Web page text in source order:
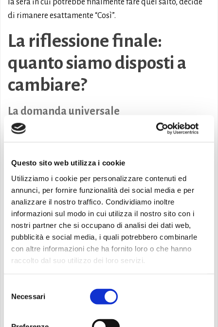
Questo sito web utilizza i cookie
Utilizziamo i cookie per personalizzare contenuti ed
annunci, per fornire funzionalità dei social media e per
analizzare il nostro traffico. Condividiamo inoltre
informazioni sul modo in cui utilizza il nostro sito con i
nostri partner che si occupano di analisi dei dati web,
pubblicità e social media, i quali potrebbero combinarle
con altre informazioni che ha fornito loro o che hanno
raccolto dal suo utilizzo dei loro servizi.
delNecessari
di rimanere esattamente “Così”.
La riflessione finale:
quanto siamo disposti a
cambiare?
La domanda universale
La vera domanda è: quanto siamo davvero disposti a
evento catastrofico per farci svegliare? O basta un po’ di
coraggio, come quello che mostra Rosemary, per fare il
primo passo verso una nuova direzione?
Un gesto gentile o una vendetta?
E ora, un piccolo spoiler: alla fine, dopo tutti i tentativi di
cambiamento da parte di Rosemary, siamo comunque
rimasti con il dubbio. Le sue azioni nei confronti di Mr.
Ransome erano solo gentilezza, o un modo per punirlo un